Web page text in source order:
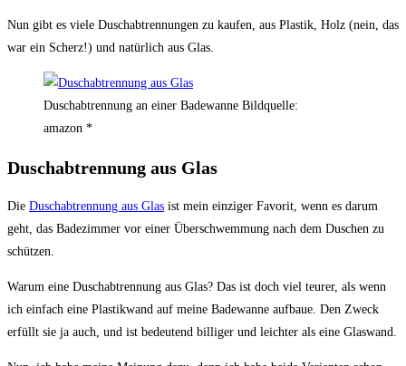
Nun gibt es viele Duschabtrennungen zu kaufen, aus Plastik, Holz (nein, das
war ein Scherz!) und natürlich aus Glas.
Duschabtrennung an einer Badewanne Bildquelle:
amazon *
Duschabtrennung aus Glas
Die Duschabtrennung aus Glas ist mein einziger Favorit, wenn es darum
geht, das Badezimmer vor einer Überschwemmung nach dem Duschen zu
schützen.
Warum eine Duschabtrennung aus Glas? Das ist doch viel teurer, als wenn
ich einfach eine Plastikwand auf meine Badewanne aufbaue. Den Zweck
erfüllt sie ja auch, und ist bedeutend billiger und leichter als eine Glaswand.